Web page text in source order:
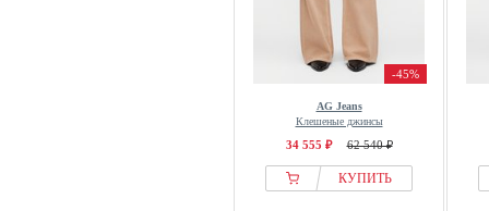
-45%
AG Jeans
Клешеные джинсы
34 555 ₽ 62 540 ₽
КУПИТЬ